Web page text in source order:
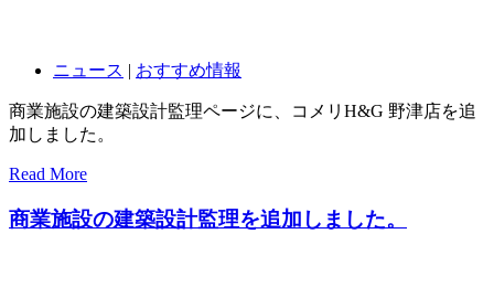
ニュース | おすすめ情報
商業施設の建築設計監理ページに、コメリH&G 野津店を追
加しました。
Read More
商業施設の建築設計監理を追加しました。